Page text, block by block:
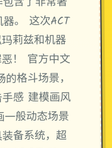
。 这次ACT
莉兹和机器
！ 官方中文
格斗场景，
感 建模画风
一般动态场景
备系统，超